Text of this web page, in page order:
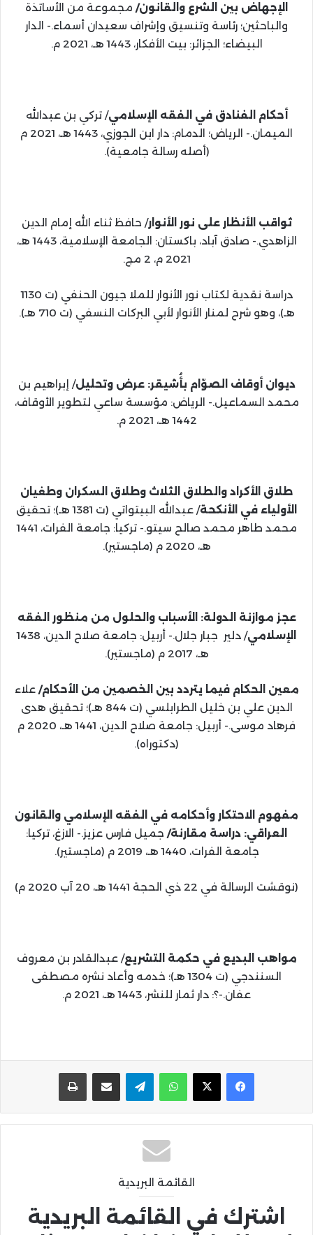
الإجهاض بين الشرع والقانون/ مجموعة من الأساتذة
والباحثين؛ رئاسة وتنسيق وإشراف سعيدان أسماء.- الدار
البيضاء؛ الجزائر: بيت الأفكار، 1443 هـ، 2021 م.
أحكام الفنادق في الفقه الإسلامي/ تركي بن عبدالله
الميمان.- الرياض؛ الدمام: دار ابن الجوزي، 1443 هـ، 2021 م
(أصله رسالة جامعية).
ثواقب الأنظار على نور الأنوار/ حافظ ثناء الله إمام الدين
الزاهدي.- صادق آباد، باكستان: الجامعة الإسلامية، 1443 هـ،
2021 م، 2 مج.
دراسة نقدية لكتاب نور الأنوار للملا جيون الحنفي (ت 1130
هـ)، وهو شرح لمنار الأنوار لأبي البركات النسفي (ت 710 هـ).
ديوان أوقاف الصوّام بأُشيقر: عرض وتحليل/ إبراهيم بن
محمد السماعيل.- الرياض: مؤسسة ساعي لتطوير الأوقاف،
1442 هـ، 2021 م.
طلاق الأكراد والطلاق الثلاث وطلاق السكران وطغيان
الأولياء في الأنكحة
/ عبدالله البيتواتي (ت 1381 هـ)؛ تحقيق
محمد طاهر محمد صالح سيتو.- تركيا: جامعة الفرات، 1441
هـ، 2020 م (ماجستير).
عجز موازنة الدولة: الأسباب والحلول من منظور الفقه
الإسلامي
/ دلير جبار جلال.- أربيل: جامعة صلاح الدين، 1438
هـ، 2017 م (ماجستير).
معين الحكام فيما يتردد بين الخصمين من الأحكام/علاء
الدين علي بن خليل الطرابلسي (ت 844 هـ)؛ تحقيق هدى
فرهاد موسى.- أربيل: جامعة صلاح الدين، 1441 هـ، 2020 م
(دكتوراه).
مفهوم الاحتكار وأحكامه في الفقه الإسلامي والقانون
العراقي: دراسة مقارنة/ جميل فارس عزيز.- الازغ، تركيا:
جامعة الفرات، 1440 هـ، 2019 م (ماجستير).
(نوقشت الرسالة في 22 ذي الحجة 1441 هـ، 20 آب 2020 م)
مواهب البديع في حكمة التشريع/ عبدالقادر بن معروف
السنندجي (ت 1304 هـ)؛ خدمه وأعاد نشره مصطفى
عفان.-؟: دار ثمار للنشر، 1443 هـ، 2021 م.
واتساب تيلقرام مشاركة عبر البريد
القائمة البريدية
اشترك في القائمة البريدية